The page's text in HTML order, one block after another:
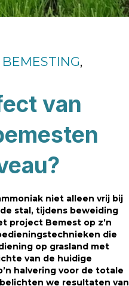
,
van
niet alleen vrij bij
stal, tijdens beweiding
project Bemest op z’n
die
op grasland met
van de huidige
halvering voor de totale
we resultaten van